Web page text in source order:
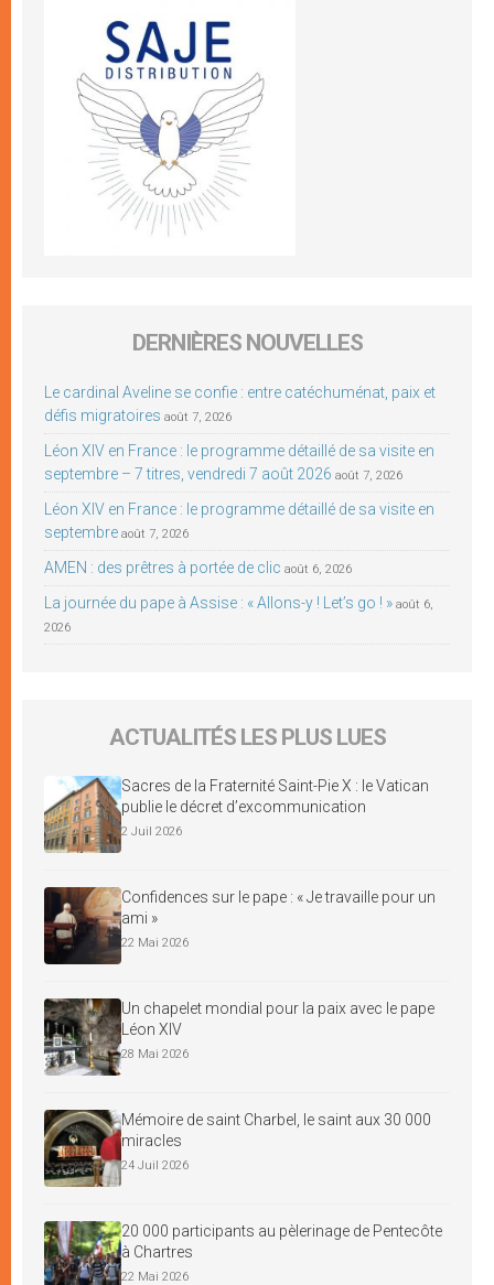
DERNIÈRES NOUVELLES
Le cardinal Aveline se confie : entre catéchuménat, paix et
défis migratoires août 7, 2026
Léon XIV en France : le programme détaillé de sa visite en
septembre – 7 titres, vendredi 7 août 2026 août 7, 2026
Léon XIV en France : le programme détaillé de sa visite en
septembre août 7, 2026
AMEN : des prêtres à portée de clic août 6, 2026
La journée du pape à Assise : « Allons-y ! Let’s go ! » août 6,
2026
ACTUALITÉS LES PLUS LUES
Sacres de la Fraternité Saint-Pie X : le Vatican
publie le décret d’excommunication
2 Juil 2026
Confidences sur le pape : « Je travaille pour un
ami »
22 Mai 2026
Un chapelet mondial pour la paix avec le pape
Léon XIV
28 Mai 2026
Mémoire de saint Charbel, le saint aux 30 000
miracles
24 Juil 2026
20 000 participants au pèlerinage de Pentecôte
à Chartres
22 Mai 2026